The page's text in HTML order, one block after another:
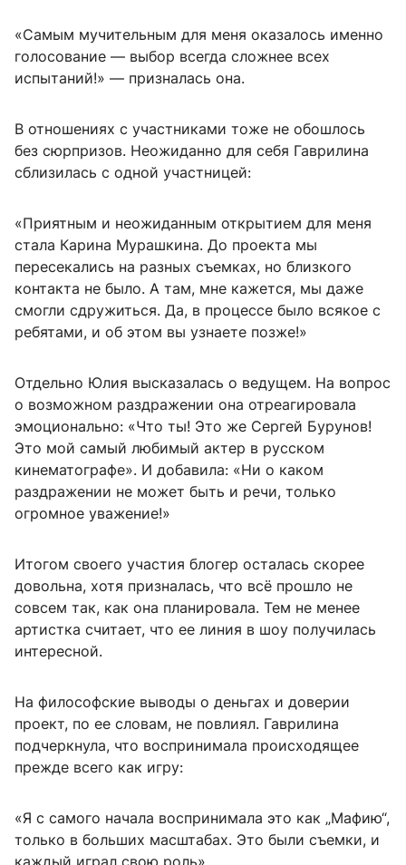
«Самым мучительным для меня оказалось именно
голосование — выбор всегда сложнее всех
испытаний!» — призналась она.
В отношениях с участниками тоже не обошлось
без сюрпризов. Неожиданно для себя Гаврилина
сблизилась с одной участницей:
«Приятным и неожиданным открытием для меня
стала Карина Мурашкина. До проекта мы
пересекались на разных съемках, но близкого
контакта не было. А там, мне кажется, мы даже
смогли сдружиться. Да, в процессе было всякое с
ребятами, и об этом вы узнаете позже!»
Отдельно Юлия высказалась о ведущем. На вопрос
о возможном раздражении она отреагировала
эмоционально: «Что ты! Это же Сергей Бурунов!
Это мой самый любимый актер в русском
кинематографе». И добавила: «Ни о каком
раздражении не может быть и речи, только
огромное уважение!»
Итогом своего участия блогер осталась скорее
довольна, хотя призналась, что всё прошло не
совсем так, как она планировала. Тем не менее
артистка считает, что ее линия в шоу получилась
интересной.
На философские выводы о деньгах и доверии
проект, по ее словам, не повлиял. Гаврилина
подчеркнула, что воспринимала происходящее
прежде всего как игру:
«Я с самого начала воспринимала это как „Мафию“,
только в больших масштабах. Это были съемки, и